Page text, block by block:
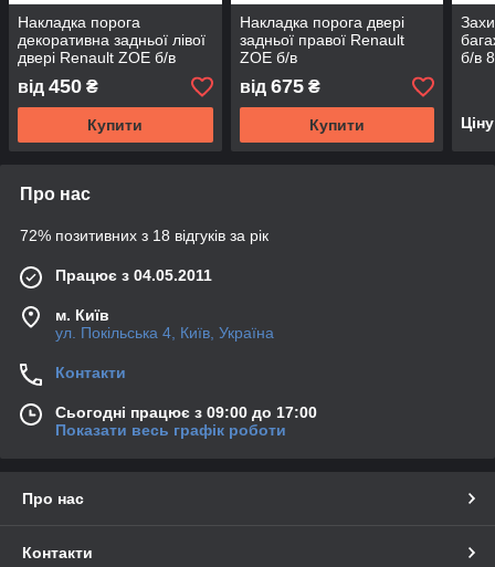
Накладка порога
декоративна задньої лівої
двері Renault ZOE б/в
від 450 ₴
Купити
Накладка порога двері
задньої правої Renault
ZOE б/в
від 675₴
Купити
б/в
Про нас
72% позитивних з 18 відгуків за рік
Працює з 04.05.2011
м. Київ
ул. Покільська 4, Київ, Україна
Контакти
Сьогодні працює з 09:00 до 17:00
Показати весь графік роботи
Про нас
Контакти